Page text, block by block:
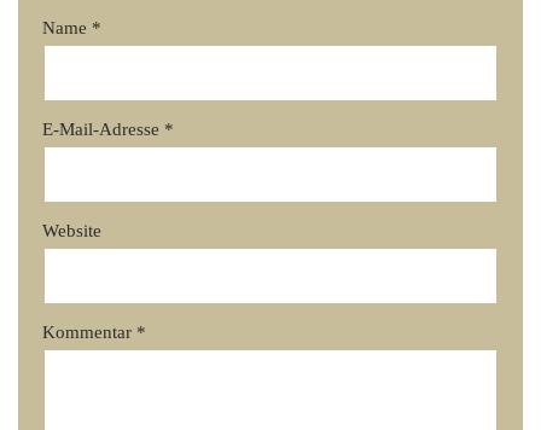
Name *
E-Mail-Adresse *
Website
Kommentar *